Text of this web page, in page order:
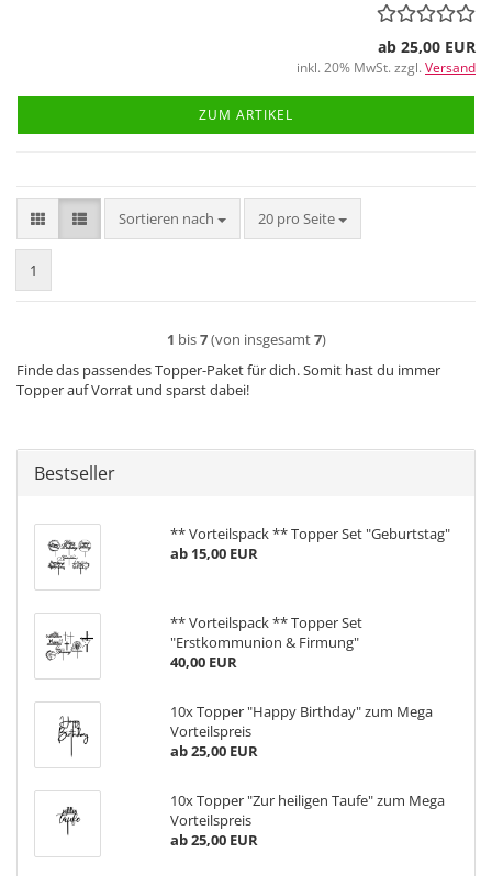
ab 25,00 EUR
inkl. 20% MwSt. zzgl. Versand
ZUM ARTIKEL
Sortieren nach
Sortieren nach 20 pro Seite
pro Seite
1
1 bis7(von insgesamt7)
Finde das passendes Topper-Paket für dich. Somit hast du immer
Topper auf Vorrat und sparst dabei!
Bestseller
** Vorteilspack ** Topper Set "Geburtstag"
ab 15,00 EUR
** Vorteilspack ** Topper Set
"Erstkommunion & Firmung"
40,00 EUR
10x Topper "Happy Birthday" zum Mega
Vorteilspreis
ab 25,00 EUR
10x Topper "Zur heiligen Taufe" zum Mega
Vorteilspreis
ab 25,00 EUR